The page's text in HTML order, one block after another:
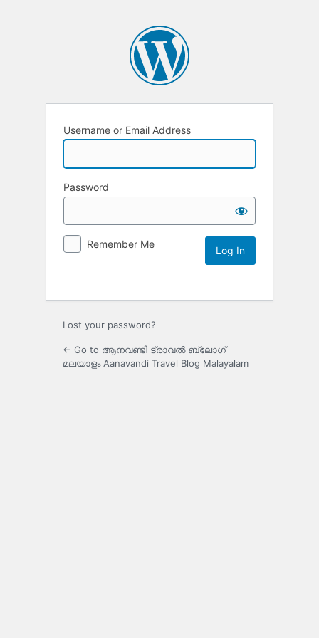
Username or Email Address
Password
Remember Me
Lost your password?
← Go to ആനവണ്ടി ട്രാവൽ ബ്ലോഗ്
മലയാളം Aanavandi Travel Blog Malayalam